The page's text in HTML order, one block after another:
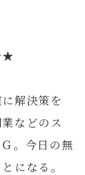
解決策を
などのス
。今日の無
になる。